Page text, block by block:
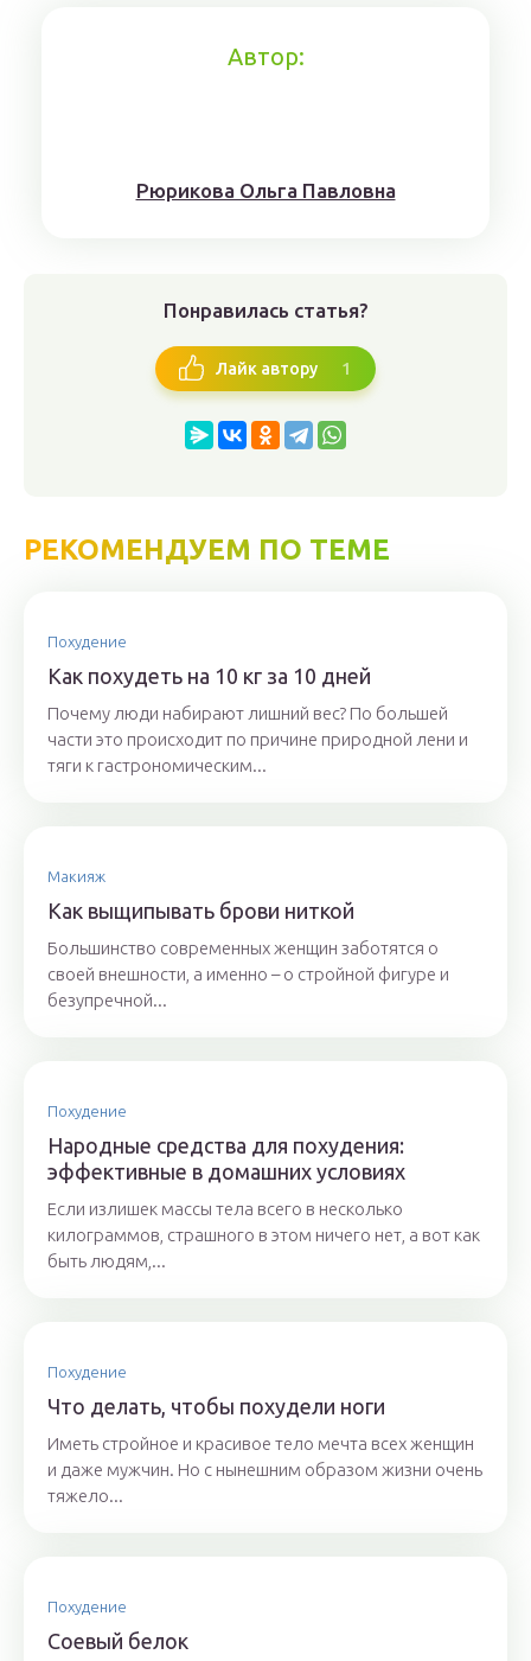
Автор:
Рюрикoвa Oльгa Пaвлoвнa
Понравилась статья?
Лайк автору 1
РЕКОМЕНДУЕМ ПО ТЕМЕ
Похудение
Как похудеть на 10 кг за 10 дней
Почему люди набирают лишний вес? По большей
части это происходит по причине природной лени и
тяги к гастрономическим...
Макияж
Как выщипывать брови ниткой
Большинство современных женщин заботятся о
своей внешности, а именно – о стройной фигуре и
безупречной...
Похудение
Народные средства для похудения:
эффективные в домашних условиях
Если излишек массы тела всего в несколько
килограммов, страшного в этом ничего нет, а вот как
быть людям,...
Похудение
Что делать, чтобы похудели ноги
Иметь стройное и красивое тело мечта всех женщин
и даже мужчин. Но с нынешним образом жизни очень
тяжело...
Похудение
Соевый белок